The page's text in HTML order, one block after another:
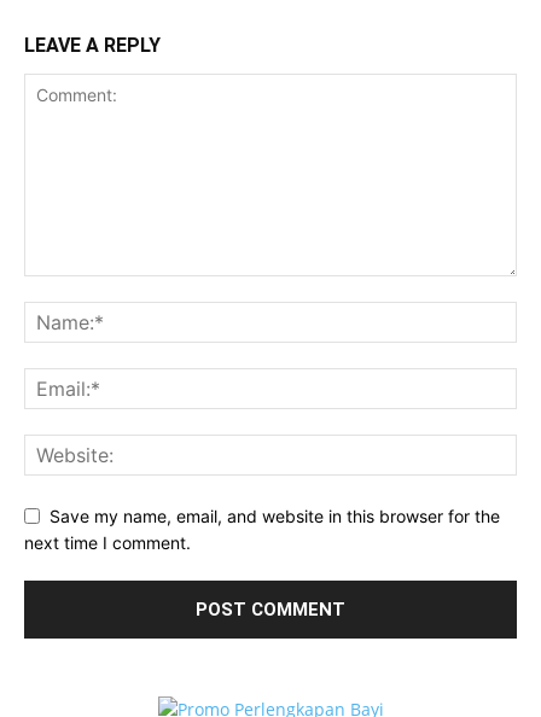
LEAVE A REPLY
Save my name, email, and website in this browser for the
next time I comment.